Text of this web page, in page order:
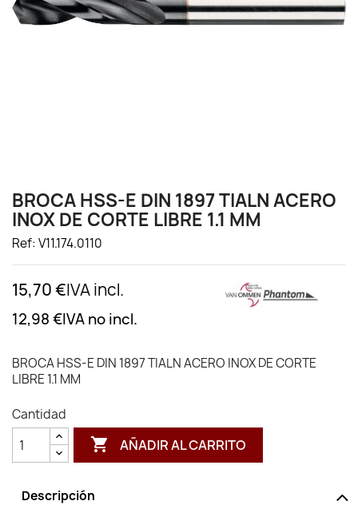
BROCA HSS-E DIN 1897 TIALN ACERO
INOX DE CORTE LIBRE 1.1 MM
Ref: V11.174.0110
15,70 €IVA incl.
12,98 €IVA no incl.
BROCA HSS-E DIN 1897 TIALN ACERO INOX DE CORTE
LIBRE 1.1 MM
Cantidad
 AÑADIR AL CARRITO
Descripción